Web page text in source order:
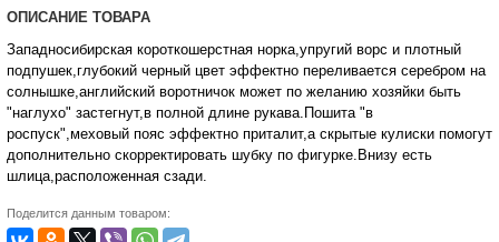
ОПИСАНИЕ ТОВАРА
Западносибирская короткошерстная норка,упругий ворс и плотный
подпушек,глубокий черный цвет эффектно переливается серебром на
солнышке,английский воротничок может по желанию хозяйки быть
"наглухо" застегнут,в полной длине рукава.Пошита "в
роспуск",меховый пояс эффектно приталит,а скрытые кулиски помогут
дополнительно скорректировать шубку по фигурке.Внизу есть
шлица,расположенная сзади.
Поделится данным товаром: